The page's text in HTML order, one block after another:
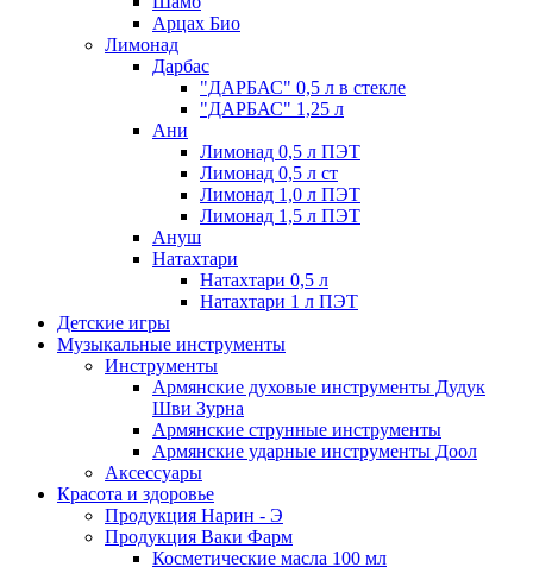
Арцах Био
Лимонад
Дарбас
"ДАРБАС" 0,5 л в стекле
"ДАРБАС" 1,25 л
Ани
Лимонад 0,5 л ПЭТ
Лимонад 0,5 л ст
Лимонад 1,0 л ПЭТ
Лимонад 1,5 л ПЭТ
Ануш
Натахтари
Натахтари 0,5 л
Натахтари 1 л ПЭТ
Детские игры
Музыкальные инструменты
Инструменты
Армянские духовые инструменты Дудук
Шви Зурна
Армянские струнные инструменты
Армянские ударные инструменты Доол
Аксессуары
Красота и здоровье
Продукция Нарин - Э
Продукция Ваки Фарм
Косметические масла 100 мл